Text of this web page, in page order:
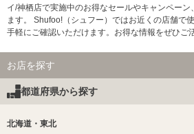
イ/神栖店で実施中のお得なセールやキャンペーン
ます。 Shufoo!（シュフー）ではお近くの店舗で
手軽にご確認いただけます。お得な情報をぜひご
お店を探す
都道府県から探す
北海道・東北